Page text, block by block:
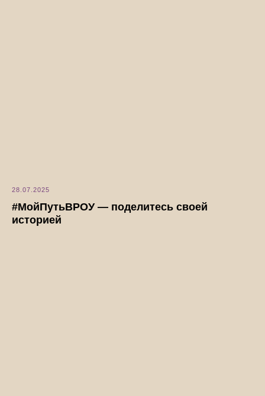
28.07.2025
#МойПутьВРОУ — поделитесь своей
историей